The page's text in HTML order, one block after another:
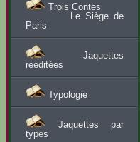
Trois Contes
Le Siège de
Paris
Jaquettes
rééditées
Typologie
Jaquettes par
types